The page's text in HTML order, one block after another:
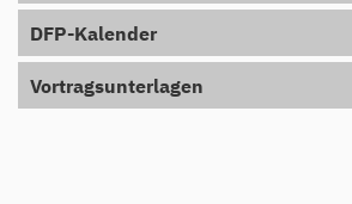
DFP-Kalender
Vortragsunterlagen